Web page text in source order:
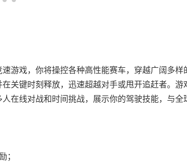
游戏，你将操控各种高性能赛车，穿越广阔多样
关键时刻释放，迅速超越对手或甩开追赶者。游
在线对战和时间挑战，展示你的驾驶技能，与全
；